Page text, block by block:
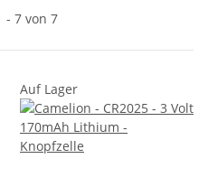
- 7 von 7
Auf Lager